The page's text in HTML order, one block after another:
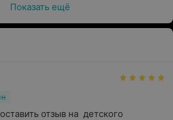
Показать ещё
отзыв на  детского